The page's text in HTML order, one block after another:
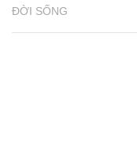
ĐỜI SỐNG